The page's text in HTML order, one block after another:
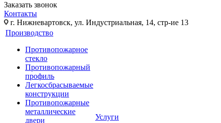
Заказать звонок
Контакты
г. Нижневартовск, ул. Индустриальная, 14, стр-ие 13
Производство
Противопожарное
стекло
Противопожарный
профиль
Легкосбрасываемые
конструкции
Противопожарные
металлические
двери
Услуги